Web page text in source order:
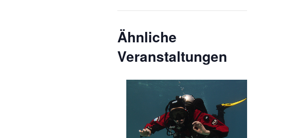
Ähnliche
Veranstaltungen